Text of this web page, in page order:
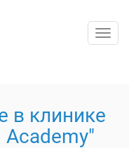
в клинике